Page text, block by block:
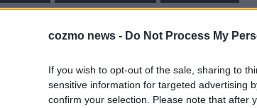
cozmo news - Do Not Process My
If you wish to opt-out of the sale, sharing to
sensitive information for targeted advertising
confirm your selection. Please note that after